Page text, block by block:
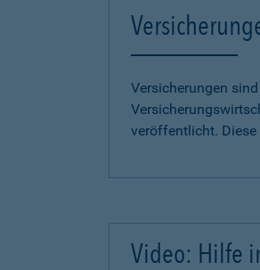
Versicherungen
veröffentlicht.
Video: Hilfe